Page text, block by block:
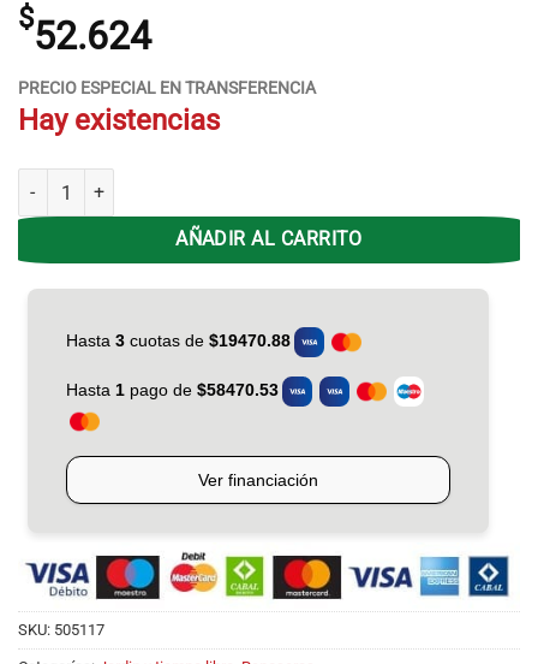
$52.624
PRECIO ESPECIAL EN TRANSFERENCIA
Hay existencias
Sillón de Aluminio 80003 Cinta Brazo de Plástico Descansar cantidad
AÑADIR AL CARRITO
SKU: 505117